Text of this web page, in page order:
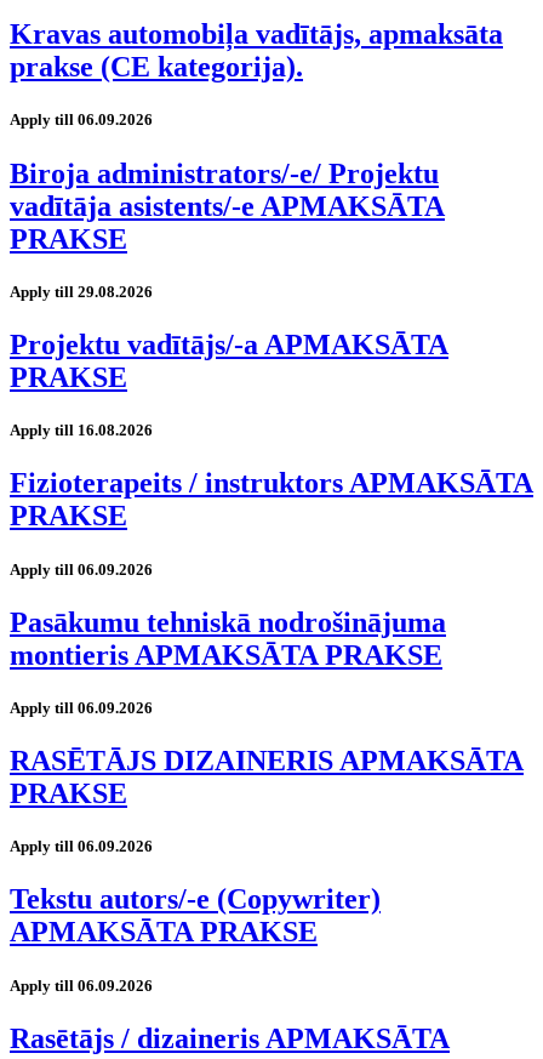
Kravas automobiļa vadītājs, apmaksāta
prakse (CE kategorija).
Apply till 06.09.2026
Biroja administrators/-e/ Projektu
vadītāja asistents/-e APMAKSĀTA
PRAKSE
Apply till 29.08.2026
Projektu vadītājs/-a APMAKSĀTA
PRAKSE
Apply till 16.08.2026
Fizioterapeits / instruktors APMAKSĀTA
PRAKSE
Apply till 06.09.2026
Pasākumu tehniskā nodrošinājuma
montieris APMAKSĀTA PRAKSE
Apply till 06.09.2026
RASĒTĀJS DIZAINERIS APMAKSĀTA
PRAKSE
Apply till 06.09.2026
Tekstu autors/-e (Copywriter)
APMAKSĀTA PRAKSE
Apply till 06.09.2026
Rasētājs / dizaineris APMAKSĀTA